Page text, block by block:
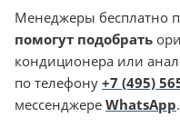
Менеджеры бесплатно
помогут подобрать
кондиционера или
по телефону +7 (495)
мессенджере WhatsApp.